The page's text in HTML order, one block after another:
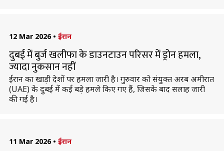
12 Mar 2026 • ईरान
दुबई में बुर्ज खलीफा के डाउनटाउन परिसर में ड्रोन हमला,
ज्यादा नुकसान नहीं
ईरान का खाड़ी देशों पर हमला जारी है। गुरुवार को संयुक्त अरब अमीरात
(UAE) के दुबई में कई बड़े हमले किए गए हैं, जिसके बाद सलाह जारी
की गई है।
11 Mar 2026 • ईरान